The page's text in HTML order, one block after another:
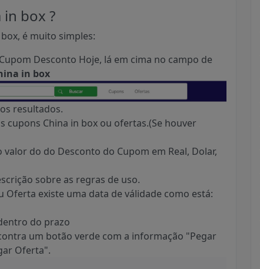
box ?
é muito simples:
Desconto Hoje, lá em cima no campo de
in box
resultados.
cupons China in box ou ofertas.(Se houver
do do Desconto do Cupom em Real, Dolar,
sobre as regras de uso.
Oferta existe uma data de válidade como está:
do prazo
um botão verde com a informação "Pegar
Oferta".